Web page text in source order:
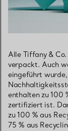
Alle Tiffany &
verpackt. Auch
eingeführt
enthalten zu 100
zertifiziert ist.
zu 100 % aus
75 % aus